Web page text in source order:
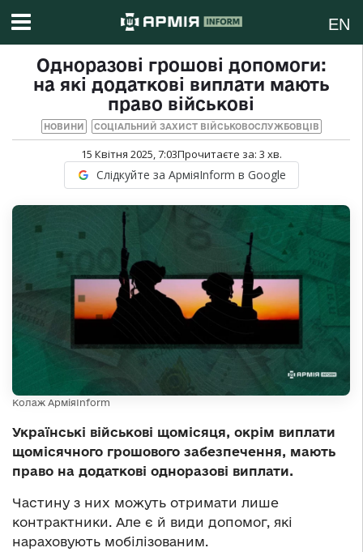
EN
Одноразові грошові допомоги:
на які додаткові виплати мають
право військові
НОВИНИ СОЦІАЛЬНИЙ ЗАХИСТ ВІЙСЬКОВОСЛУЖБОВЦІВ
15 Квітня 2025, 7:03Прочитаєте за: 3 хв.
Слідкуйте за АрміяInform в Google
Колаж АрміяInform
Українські військові щомісяця, окрім виплати
щомісячного грошового забезпечення, мають
право на додаткові одноразові виплати.
Частину з них можуть отримати лише
контрактники. Але є й види допомог, які
нараховують мобілізованим.